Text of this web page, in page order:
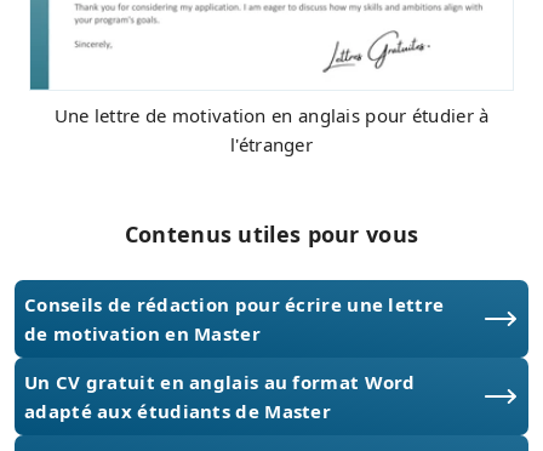
Une lettre de motivation en anglais pour étudier à
l'étranger
Contenus utiles pour vous
Conseils de rédaction pour écrire une lettre
de motivation en Master
Un CV gratuit en anglais au format Word
adapté aux étudiants de Master